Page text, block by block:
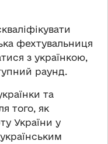
фехтувальниця
з українкою,
раунд.
та
того, як
України у